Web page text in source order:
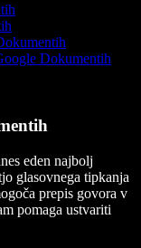
Dokumentih
eden najbolj
glasovnega tipkanja
prepis govora v
pomaga ustvariti